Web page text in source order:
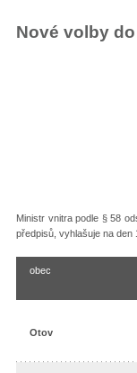
Nové volby
Ministr vnitra podle § 58
předpisů, vyhlašuje na
obec
Otov